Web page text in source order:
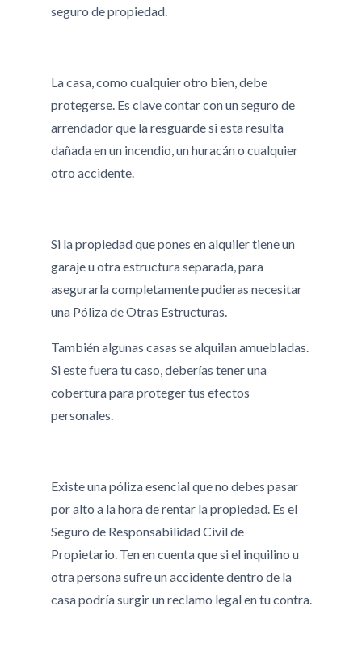
seguro de propiedad.
La casa, como cualquier otro bien, debe
protegerse. Es clave contar con un seguro de
arrendador que la resguarde si esta resulta
dañada en un incendio, un huracán o cualquier
otro accidente.
Si la propiedad que pones en alquiler tiene un
garaje u otra estructura separada, para
asegurarla completamente pudieras necesitar
una Póliza de Otras Estructuras.
También algunas casas se alquilan amuebladas.
Si este fuera tu caso, deberías tener una
cobertura para proteger tus efectos
personales.
Existe una póliza esencial que no debes pasar
por alto a la hora de rentar la propiedad. Es el
Seguro de Responsabilidad Civil de
Propietario. Ten en cuenta que si el inquilino u
otra persona sufre un accidente dentro de la
casa podría surgir un reclamo legal en tu contra.